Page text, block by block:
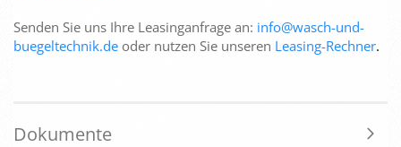
Senden Sie uns Ihre Leasinganfrage an: info@wasch-und-
buegeltechnik.de oder nutzen Sie unseren Leasing-Rechner.
Dokumente